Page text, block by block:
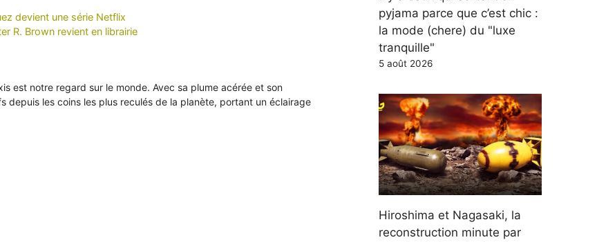
devient une série Netflix
R. Brown revient en librairie
est notre regard sur le monde. Avec sa plume acérée et son
depuis les coins les plus reculés de la planète, portant un éclairage
pyjama parce que c’est chic :
la mode (chere) du "luxe
tranquille"
5 août 2026
Hiroshima et Nagasaki, la
reconstruction minute par